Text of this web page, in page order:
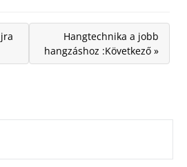
Hangtechnika a jobb
hangzáshoz :Következő »